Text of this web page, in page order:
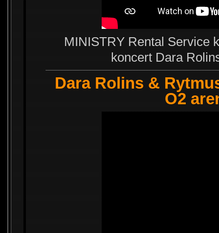
MINISTRY Rental Service
koncert Dara
Dara Rolins &
O2